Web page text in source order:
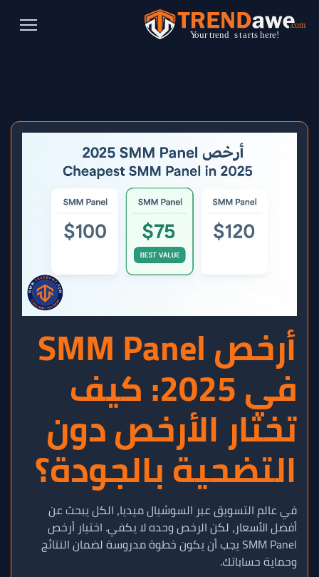
أرخص SMM Panel
في 2025: كيف
تختار الأرخص دون
التضحية بالجودة؟
في عالم التسويق عبر السوشيال ميديا، الكل يبحث عن
أفضل الأسعار، لكن الرخص وحده لا يكفي. اختيار أرخص
SMM Panel يجب أن يكون خطوة مدروسة لضمان النتائج
وحماية حساباتك.